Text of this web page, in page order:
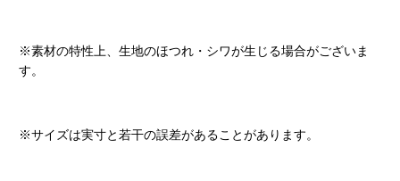
※素材の特性上、生地のほつれ・シワが生じる場合がございま
す。
※サイズは実寸と若干の誤差があることがあります。